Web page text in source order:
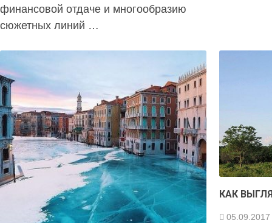
финансовой отдаче и многообразию
сюжетных линий …
КАК
05.09.2017